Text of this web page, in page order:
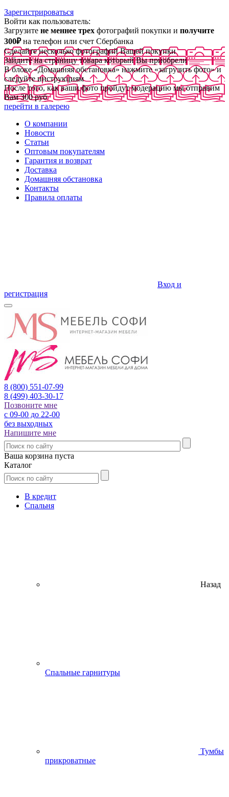
Зарегистрироваться
Войти как пользователь:
Загрузите не меннее трех фотографий покупки и получите
300₽на телефон или счет Сбербанка
Сделайте несколько фотографий Вашей покупки
Зайдите на страницу товара который Вы приобрели
В блоке «Домашняя обстановка» нажмите «загрузить фото» и
следуйте инструкциям
После того, как ваши фото пройдут модерацию мы отправим
Вам 300 руб
перейти в галерею
О компании
Новости
Статьи
Оптовым покупателям
Гарантия и возврат
Доставка
Домашняя обстановка
Контакты
Правила оплаты
Вход и
регистрация
8 (800) 551-07-99
8 (499) 403-30-17
Позвоните мне
с 09-00 до 22-00
без выходных
Напишите мне
Ваша корзина пуста
Каталог
В кредит
Спальня
Назад
Спальные гарнитуры
Тумбы
прикроватные